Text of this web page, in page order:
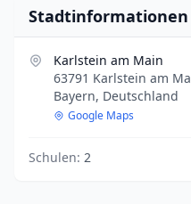
Stadtinformationen
Karlstein am Main
63791 Karlstein am
Bayern, Deutschland
Google Maps
Schulen: 2